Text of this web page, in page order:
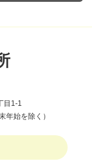
目1-1
年始を除く）